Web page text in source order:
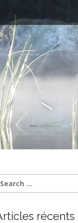
–
récents